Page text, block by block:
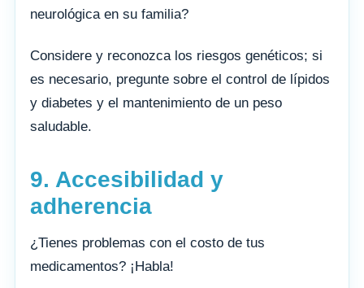
neurológica en su familia?
Considere y reconozca los riesgos genéticos; si
es necesario, pregunte sobre el control de lípidos
y diabetes y el mantenimiento de un peso
saludable.
9. Accesibilidad y
adherencia
¿Tienes problemas con el costo de tus
medicamentos? ¡Habla!